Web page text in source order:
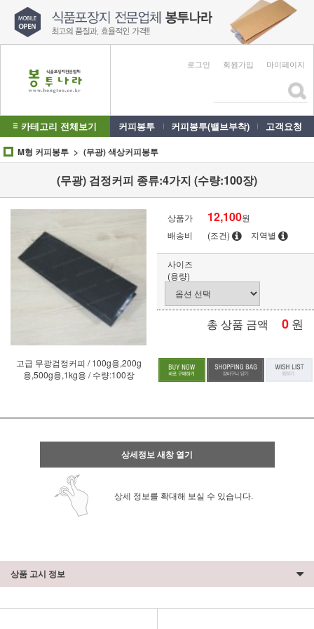
로그인 회원가입 마이페이지
카테고리 전체보기 커피봉투 커피봉투(밸브부착) 고객요청
M형 커피봉투 (무광) 색상커피봉투
(무광) 검정커피 종류:4가지 (수량:100장)
고급 무광검정커피 / 100g용,200g
용,500g용,1kg용 / 수량:100장
상품가 12,100원
배송비
(조건) 지역별
사이즈
(용량)
총 상품 금액 0 원
상세정보 새창 열기
상세 정보를 확대해 보실 수 있습니다.
상품 고시 정보